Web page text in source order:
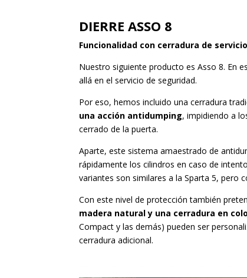
DIERRE ASSO 8
Funcionalidad con cerradura de servicio
Nuestro siguiente producto es Asso 8. En
allá en el servicio de seguridad.
Por eso, hemos incluido una cerradura
una acción antidumping, impidiendo a
cerrado de la puerta.
Aparte, este sistema amaestrado de
rápidamente los cilindros en caso de
variantes son similares a la Sparta 5, pero
Con este nivel de protección también
madera natural y una cerradura en
Compact y las demás) pueden ser
cerradura adicional.